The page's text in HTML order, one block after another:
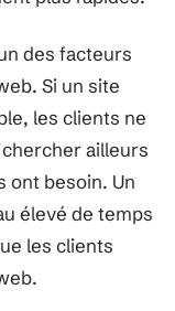
des facteurs
Si un site
les clients ne
ailleurs
ont besoin. Un
élevé de temps
les clients